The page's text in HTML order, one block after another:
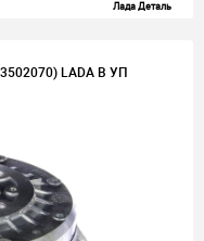
Лада Деталь
LADA В УП